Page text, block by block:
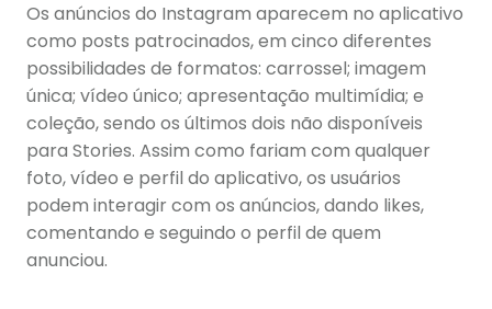
Os anúncios do Instagram aparecem no aplicativo
como posts patrocinados, em cinco diferentes
possibilidades de formatos: carrossel; imagem
única; vídeo único; apresentação multimídia; e
coleção, sendo os últimos dois não disponíveis
para Stories. Assim como fariam com qualquer
foto, vídeo e perfil do aplicativo, os usuários
podem interagir com os anúncios, dando likes,
comentando e seguindo o perfil de quem
anunciou.